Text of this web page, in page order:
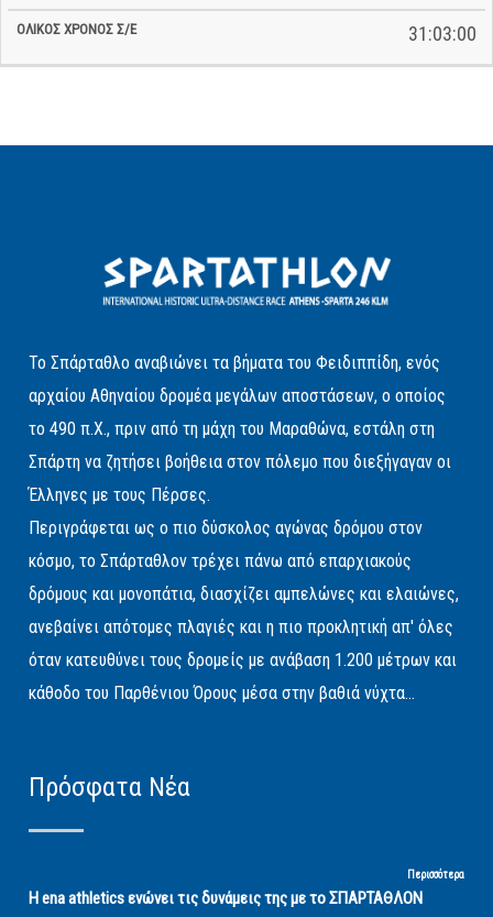
31:03:00
Το Σπάρταθλο αναβιώνει τα βήματα του Φειδιππίδη, ενός
αρχαίου Αθηναίου δρομέα μεγάλων αποστάσεων, ο οποίος
το 490 π.Χ., πριν από τη μάχη του Μαραθώνα, εστάλη στη
Σπάρτη να ζητήσει βοήθεια στον πόλεμο που διεξήγαγαν οι
Έλληνες με τους Πέρσες.
Περιγράφεται ως ο πιο δύσκολος αγώνας δρόμου στον
κόσμο, το Σπάρταθλον τρέχει πάνω από επαρχιακούς
δρόμους και μονοπάτια, διασχίζει αμπελώνες και ελαιώνες,
ανεβαίνει απότομες πλαγιές και η πιο προκλητική απ' όλες
όταν κατευθύνει τους δρομείς με ανάβαση 1.200 μέτρων και
κάθοδο του Παρθένιου Όρους μέσα στην βαθιά νύχτα...
Πρόσφατα Νέα
Περισσότερα
Η ena athletics ενώνει τις δυνάμεις της με το ΣΠΑΡΤΑΘΛΟΝ